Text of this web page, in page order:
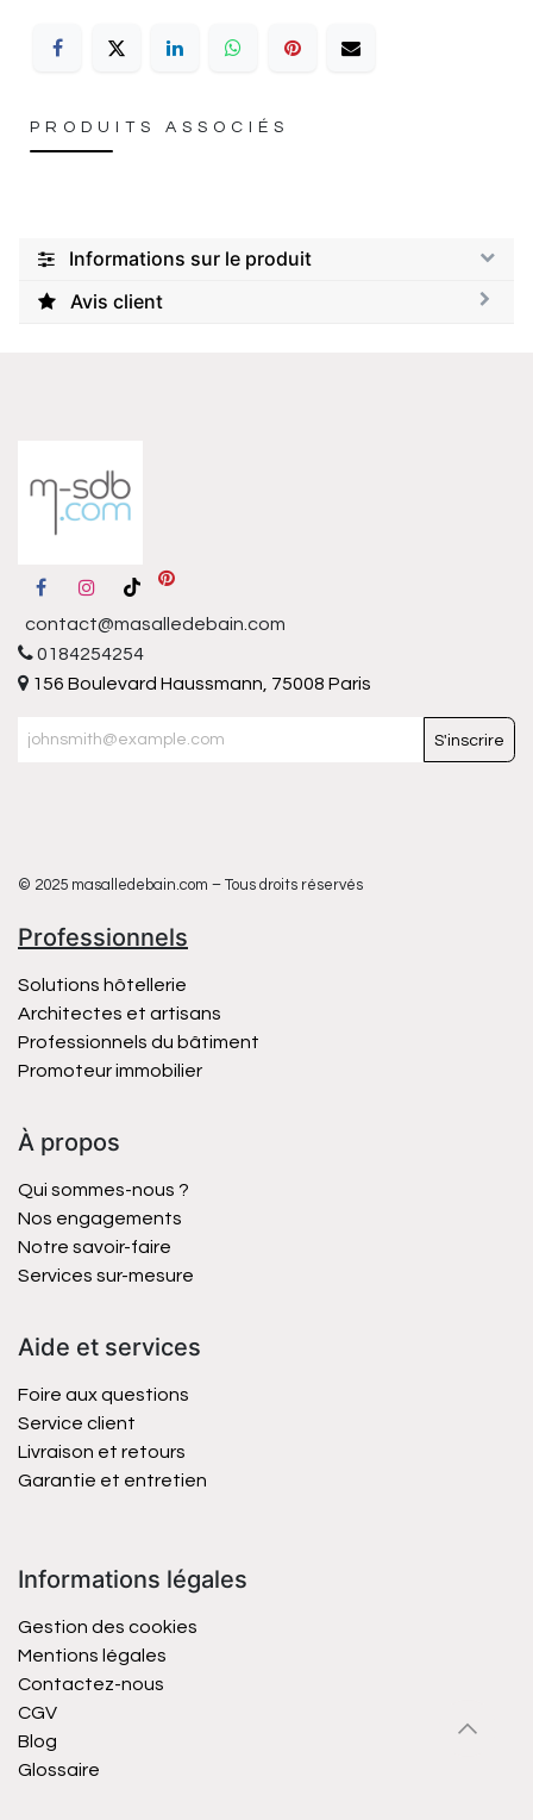
PRODUITS ASSOCIÉS
Informations sur le produit
Avis client
contact@masalledebain.com
0184254254
156 Boulevard Haussmann, 75008 Paris
S'inscrire
© 2025 masalledebain.com – Tous droits réservés
Professionnels
Solutions hôtellerie
Architectes et artisans
Professionnels du bâtiment
Promoteur immobilier
À propos
Qui sommes-nous ?
Nos engagements
Notre savoir-faire
Services sur-mesure
Aide et services
Foire aux questions
Service client
Livraison et retours
Garantie et entretien
Informations légales
Gestion des cookies
Mentions légales
Contactez-nous
CGV
Blog
Glossaire